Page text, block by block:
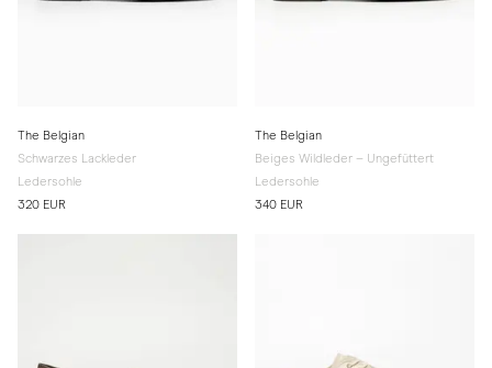
The Belgian
Schwarzes Lackleder
Ledersohle
320 EUR
The Belgian
Beiges Wildleder – Ungefüttert
Ledersohle
340 EUR